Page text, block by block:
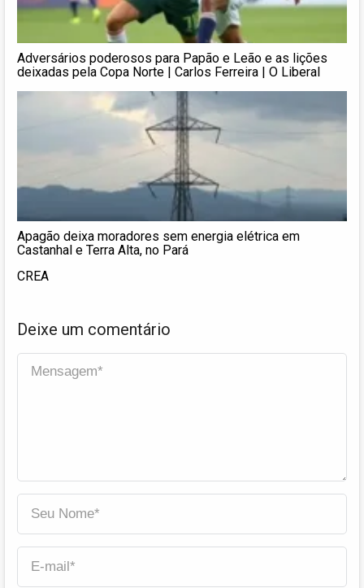
Adversários poderosos para Papão e Leão e as lições
deixadas pela Copa Norte | Carlos Ferreira | O Liberal
Apagão deixa moradores sem energia elétrica em
Castanhal e Terra Alta, no Pará
CREA
Deixe um comentário